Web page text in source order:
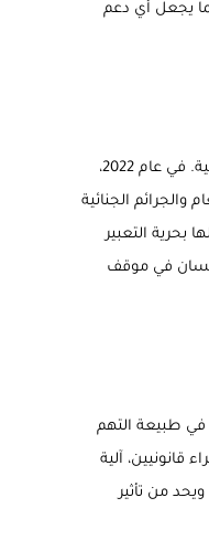
يجعل أي دعم
لم تكن حالة واعروص معزولة، بل تبدو جزءاً من نمط أوسع وثقته منظمات حقوقية دولية. في عام 2022،
الجنائية
بحرية التعبير
في موقف
في طبيعة التهم
قانونيين، آلية
من تأثير